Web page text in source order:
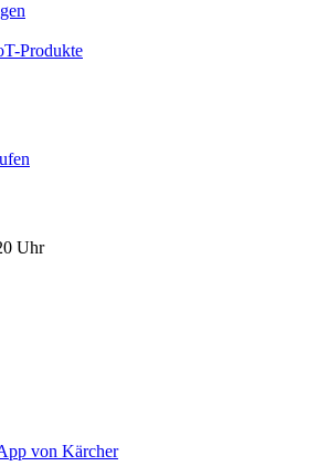
Produkte
Uhr
von Kärcher